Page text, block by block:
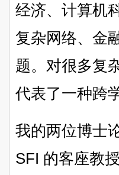
经济、计算机
复杂网络、金
题。对很多复
代表了一种跨
我的两位博士
SFI 的客座教授